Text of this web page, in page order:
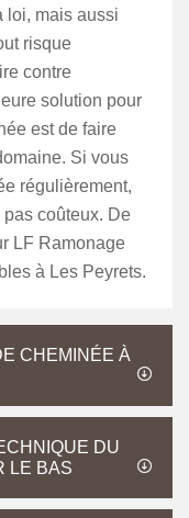
loi, mais aussi
risque
contre
solution pour
est de faire
Si vous
régulièrement,
coûteux. De
LF Ramonage
à Les Peyrets.
CHEMINÉE À
DU
LE BAS